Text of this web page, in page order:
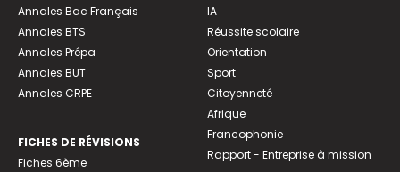
Annales Bac Français
Annales BTS
Annales Prépa
Annales BUT
Annales CRPE
FICHES DE RÉVISIONS
Fiches 6ème
IA
Réussite scolaire
Orientation
Sport
Citoyenneté
Afrique
Francophonie
Rapport - Entreprise à mission